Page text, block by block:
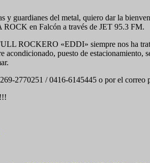
y guardianes del metal, quiero dar la
en Falcón a través de JET 95.3 FM.
ROCKERO «EDDI» siempre nos ha
acondicionado, puesto de
2770251 / 0416-6145445 o por el correo